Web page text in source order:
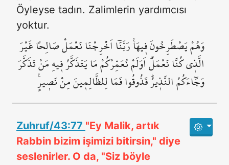
Öyleyse tadın. Zalimlerin yardımcısı
yoktur.
وَهُمْ يَصْطَرِخُونَ ف۪يهَاۚ رَبَّنَٓا اَخْرِجْنَا نَعْمَلْ صَالِحاً غَيْرَ
الَّذ۪ي كُنَّا نَعْمَلُۜ اَوَلَمْ نُعَمِّرْكُمْ مَا يَتَذَكَّرُ ف۪يهِ مَنْ تَذَكَّرَ
وَجَٓاءَكُمُ النَّذ۪يرُۜ فَذُوقُوا فَمَا لِلظَّالِم۪ينَ مِنْ نَص۪يرٍ۟
Zuhruf/43:77 "Ey Malik, artık
Rabbin bizim işimizi bitirsin," diye
seslenirler. O da, "Siz böyle